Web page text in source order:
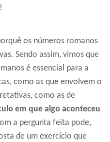
os números romanos
Sendo assim, vimos que
é essencial para a
como as que envolvem o
como as de
em que algo aconteceu
a pergunta feita pode,
de um exercício que